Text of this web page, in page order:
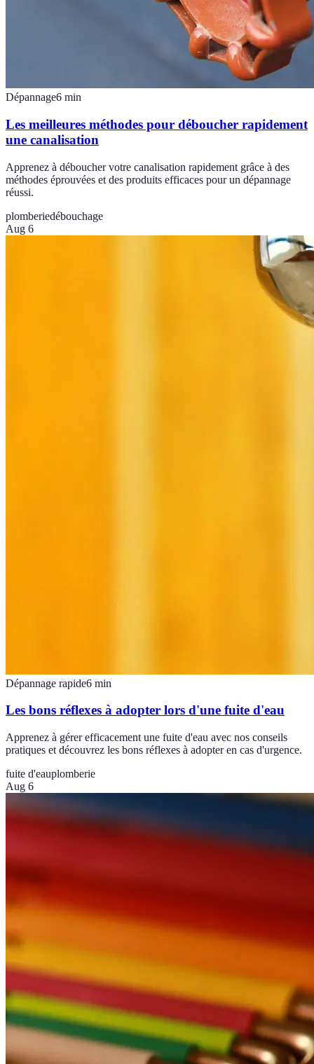
Dépannage6 min
Les meilleures méthodes pour déboucher rapidement
une canalisation
Apprenez à déboucher votre canalisation rapidement grâce à des
méthodes éprouvées et des produits efficaces pour un dépannage
réussi.
plomberiedébouchage
Aug 6
Dépannage rapide6 min
Les bons réflexes à adopter lors d'une fuite d'eau
Apprenez à gérer efficacement une fuite d'eau avec nos conseils
pratiques et découvrez les bons réflexes à adopter en cas d'urgence.
fuite d'eauplomberie
Aug 6